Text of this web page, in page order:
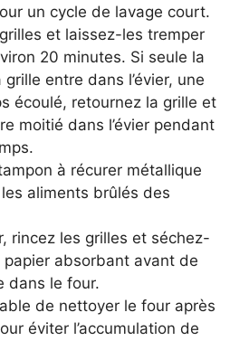
un cycle de lavage court.
et laissez-les tremper
20 minutes. Si seule la
entre dans l’évier, une
écoulé, retournez la grille et
moitié dans l’évier pendant
à récurer métallique
aliments brûlés des
rincez les grilles et séchez-
papier absorbant avant de
dans le four.
de nettoyer le four après
éviter l’accumulation de